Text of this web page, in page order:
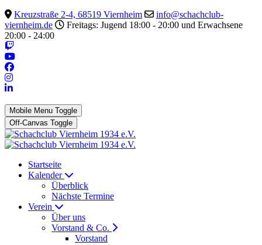
Kreuzstraße 2-4, 68519 Viernheim
info@schachclub-
viernheim.de
Freitags: Jugend 18:00 - 20:00 und Erwachsene
20:00 - 24:00
Mobile Menu Toggle
Off-Canvas Toggle
Startseite
Kalender
Überblick
Nächste Termine
Verein
Über uns
Vorstand & Co.
Vorstand